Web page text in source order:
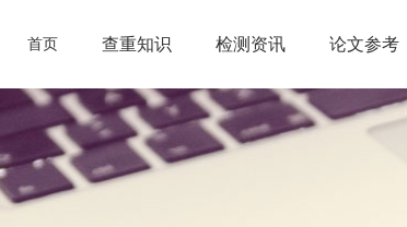
首页 查重知识 检测资讯 论文参考